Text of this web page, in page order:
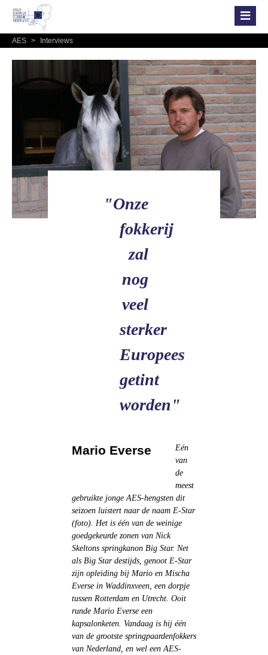
AES > Interviews
"Onze
fokkerij
zal
nog
veel
sterker
Europees
getint
worden"
Mario Everse
Eén
van
de
meest
gebruikte jonge AES-hengsten dit
seizoen luistert naar de naam E-Star
(foto). Het is één van de weinige
goedgekeurde zonen van Nick
Skeltons springkanon Big Star. Net
als Big Star destijds, genoot E-Star
zijn opleiding bij Mario en Mischa
Everse in Waddinxveen, een dorpje
tussen Rotterdam en Utrecht. Ooit
runde Mario Everse een
kapsalonketen. Vandaag is hij één
van de grootste springpaardenfokkers
van Nederland, en wel een AES-